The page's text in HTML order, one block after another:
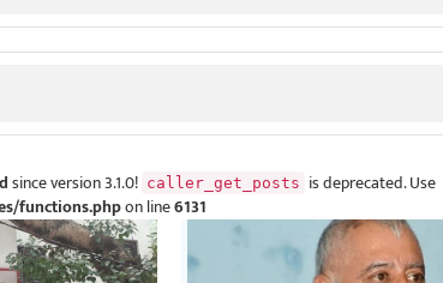
since version 3.1.0! caller_get_posts is deprecated. Use
functions.phpon line6131